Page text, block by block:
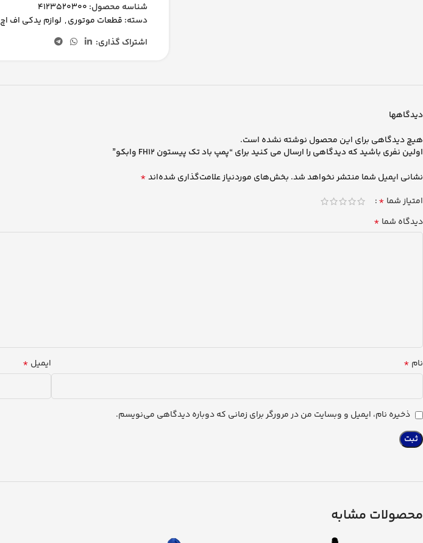
شناسه محصول: 4123520300
دسته: قطعات موتوری, لوازم یدکی اف اچ 12 | FH12
اشتراک گذاری:
دیدگاهها
هیچ دیدگاهی برای این محصول نوشته نشده است.
اولین نفری باشید که دیدگاهی را ارسال می کنید برای “پمپ باد تک پیستون FH12 وابکو”
نشانی ایمیل شما منتشر نخواهد شد. بخش‌های موردنیاز علامت‌گذاری شده‌اند*
امتیاز شما *
دیدگاه شما *
نام * ایمیل *
ذخیره نام، ایمیل و وبسایت من در مرورگر برای زمانی که دوباره دیدگاهی می‌نویسم.
محصولات مشابه